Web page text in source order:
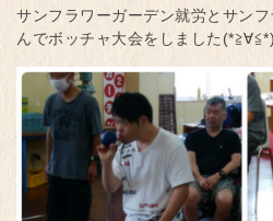
サンフラワーガーデン就労とサン
んでボッチャ大会をしました(*≧∀≦*)